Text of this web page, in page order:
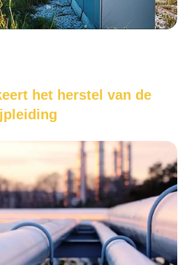
het herstel van de